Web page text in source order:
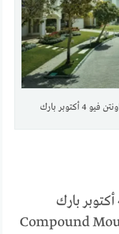
بارك
موقع كمبوند ماونتن فيو 4 أكتوبر بارك
Compound